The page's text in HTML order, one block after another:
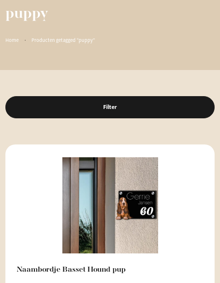
puppy
Home · Producten getagged “puppy”
Filter
Naambordje Basset Hound pup